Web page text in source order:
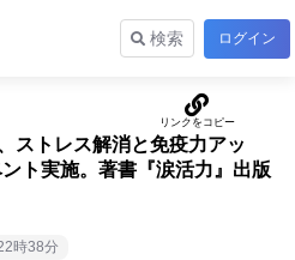
検索 ログイン
ストレス解消と免疫力アッ
ト実施。著書『涙活力』出版
時38分